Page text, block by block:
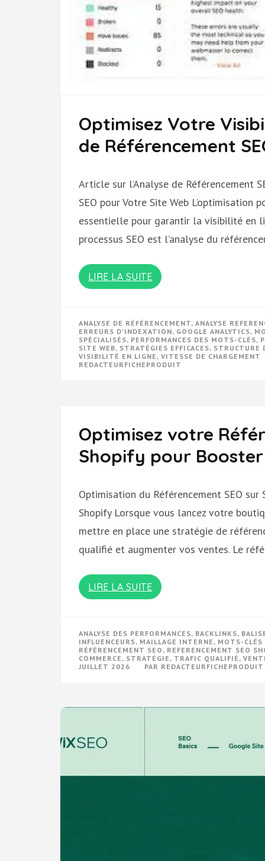
Optimisez Votre
de Référencement
Article sur l’Analyse de Référencement
SEO pour Votre Site Web L’optimisation
essentielle pour garantir la visibilité en
processus SEO est l’analyse du
LIRE LA SUITE
ANALYSE DE RÉFÉRENCEMENT, ANALYSE
ERREURS D'INDEXATION, GOOGLE ANALYTICS,
SPÉCIALISÉS, PERFORMANCES DES MOTS-CLÉS,
SITE WEB, STRATÉGIES EFFICACES, STRUCTURE
VISIBILITÉ EN LIGNE , VITESSE DE CHARGEMENT
REDACTEURFICHEPRODUIT
Optimisez votre
Shopify pour
Optimisation du Référencement SEO
Shopify Lorsque vous lancez votre
mettre en place une stratégie de
qualifié et augmenter vos ventes. Le
LIRE LA SUITE
ANALYSE DES PERFORMANCES, BACKLINKS,
INFLUENCEURS, MAILLAGE INTERNE , MOTS-
RÉFÉRENCEMENT SEO , REFERENCEMENT SEO
COMMERCE , STRATÉGIE , TRAFIC QUALIFIÉ ,
JUILLET 2026
PAR REDACTEURFICHEPRODUIT